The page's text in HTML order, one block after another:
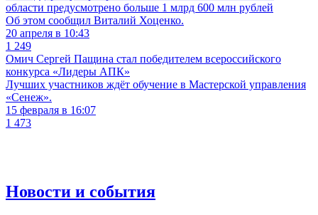
области предусмотрено больше 1 млрд 600 млн рублей
Об этом сообщил Виталий Хоценко.
20 апреля в 10:43
1 249
Омич Сергей Пащина стал победителем всероссийского
конкурса «Лидеры АПК»
Лучших участников ждёт обучение в Мастерской управления
«Сенеж».
15 февраля в 16:07
1 473
Новости и события